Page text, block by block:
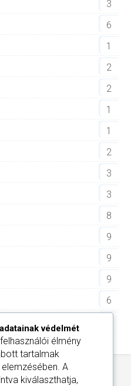
3
6
1
2
2
1
1
2
3
3
8
9
9
9
6
védelmét
élmény
tartalmak
A
kiválaszthatja,